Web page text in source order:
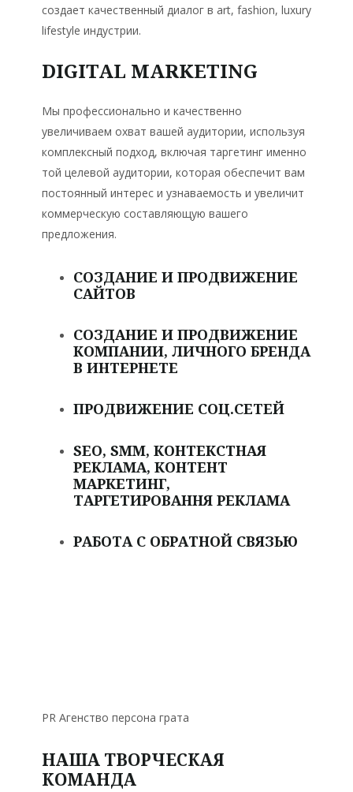
создает качественный диалог в art, fashion, luxury
lifestyle индустрии.
DIGITAL MARKETING
Мы профессионально и качественно
увеличиваем охват вашей аудитории, используя
комплексный подход, включая таргетинг именно
той целевой аудитории, которая обеспечит вам
постоянный интерес и узнаваемость и увеличит
коммерческую составляющую вашего
предложения.
СОЗДАНИЕ И ПРОДВИЖЕНИЕ
САЙТОВ
СОЗДАНИЕ И ПРОДВИЖЕНИЕ
КОМПАНИИ, ЛИЧНОГО БРЕНДА
В ИНТЕРНЕТЕ
ПРОДВИЖЕНИЕ СОЦ.СЕТЕЙ
SEO, SMM, КОНТЕКСТНАЯ
РЕКЛАМА, КОНТЕНТ
МАРКЕТИНГ,
ТАРГЕТИРОВАННЯ РЕКЛАМА
РАБОТА С ОБРАТНОЙ СВЯЗЬЮ
PR Агенство персона грата
НАША ТВОРЧЕСКАЯ
КОМАНДА